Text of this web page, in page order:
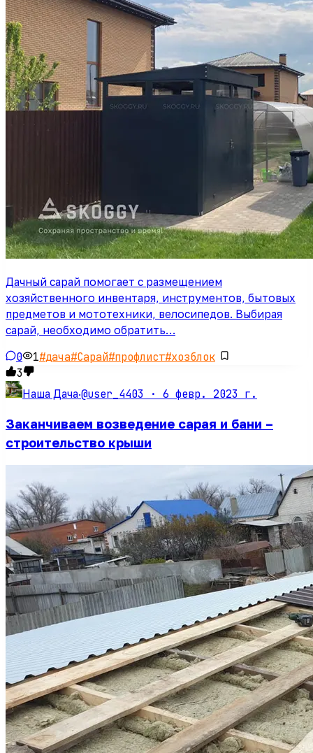
Дачный сарай помогает с размещением
хозяйственного инвентаря, инструментов, бытовых
предметов и мототехники, велосипедов. Выбирая
сарай, необходимо обратить…
0 1#дача#Сарай#профлист#хозблок
3
Наша Дача·@user_4403 · 6 февр. 2023 г.
Заканчиваем возведение сарая и бани –
строительство крыши